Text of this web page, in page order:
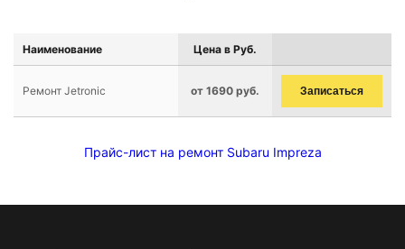
Наименование Цена в Руб.
Ремонт Jetronic от 1690 руб. Записаться
Прайс-лист на ремонт Subaru Impreza